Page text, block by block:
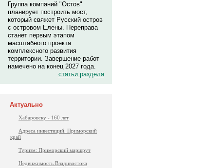
Группа компаний "Остов"
планирует построить мост,
который свяжет Русский остров
с островом Елены. Переправа
станет первым этапом
масштабного проекта
комплексного развития
территории. Завершение работ
намечено на конец 2027 года.
статьи раздела
Актуально
Хабаровску - 160 лет
Адреса инвестиций. Приморский
край
Туризм: Приморский маршрут
Недвижимость Владивостока